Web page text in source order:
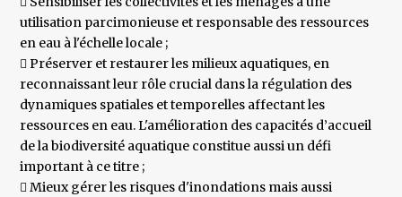
utilisation parcimonieuse et responsable des ressources
en eau à l'échelle locale ;
 Préserver et restaurer les milieux aquatiques, en
reconnaissant leur rôle crucial dans la régulation des
dynamiques spatiales et temporelles affectant les
ressources en eau. L'amélioration des capacités d’accueil
de la biodiversité aquatique constitue aussi un défi
important à ce titre ;
 Mieux gérer les risques d'inondations mais aussi